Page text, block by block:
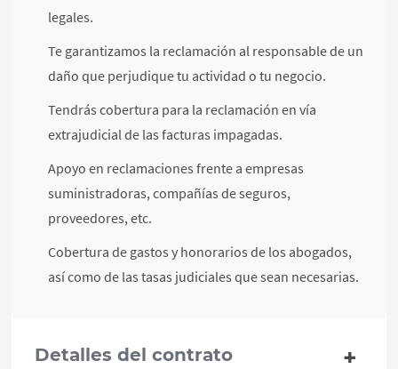
legales.
Te garantizamos la reclamación al responsable de un
daño que perjudique tu actividad o tu negocio.
Tendrás cobertura para la reclamación en vía
extrajudicial de las facturas impagadas.
Apoyo en reclamaciones frente a empresas
suministradoras, compañías de seguros,
proveedores, etc.
Cobertura de gastos y honorarios de los abogados,
así como de las tasas judiciales que sean necesarias.
Detalles del contrato